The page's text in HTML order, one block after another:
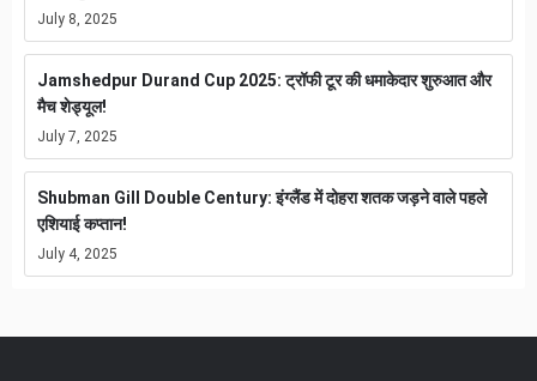
July 8, 2025
Jamshedpur Durand Cup 2025: ट्रॉफी टूर की धमाकेदार शुरुआत और
मैच शेड्यूल!
July 7, 2025
Shubman Gill Double Century: इंग्लैंड में दोहरा शतक जड़ने वाले पहले
एशियाई कप्तान!
July 4, 2025